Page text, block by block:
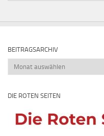
BEITRAGSARCHIV
Beitragsarchiv
DIE ROTEN SEITEN